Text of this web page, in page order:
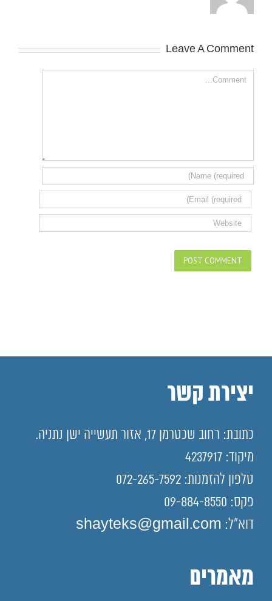
Leave A Comment
Comment
יצירת קשר
כתובת: רחוב שכטרמן 17, אזור תעשייה ישן נתניה.
מיקוד: 4237917
טלפון להזמנות: 072-265-7592
פקס: 09-884-8550
דוא"ל: shayteks@gmail.com
מאמרים